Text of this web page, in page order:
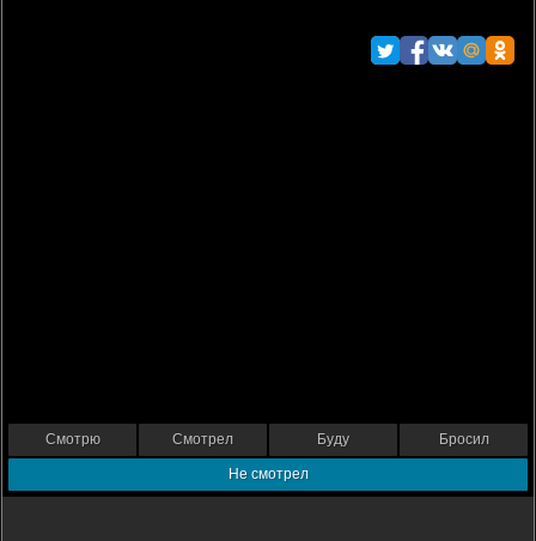
Смотрю Смотрел Буду Бросил
Не смотрел